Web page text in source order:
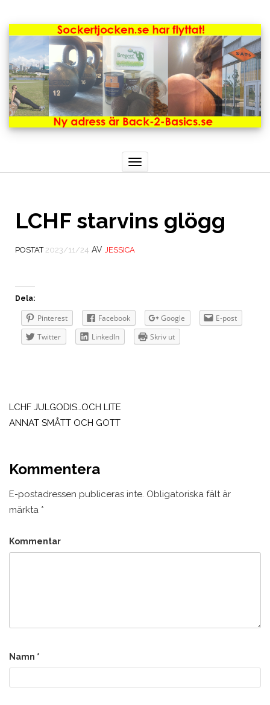
Toggle
navigation
LCHF starvins glögg
POSTAT 2023/11/24 AV JESSICA
Dela:
Pinterest Facebook Google
E-post
Twitter
LinkedIn Skriv ut
LCHF JULGODIS…OCH LITE
ANNAT SMÅTT OCH GOTT
Kommentera
E-postadressen publiceras inte. Obligatoriska fält är
märkta *
Kommentar
Namn *